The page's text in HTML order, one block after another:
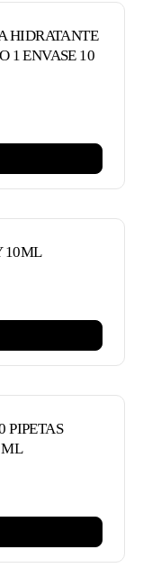
HIDRATANTE
1 ENVASE 10
10ML
PIPETAS
ML